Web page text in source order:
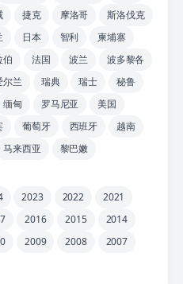
捷克 摩洛哥
斯洛伐克
日本 智利
柬埔寨
伯 法国 波兰
波多黎各
尔兰 瑞典 瑞士
秘鲁
缅甸 罗马尼亚
美国
葡萄牙 西班牙
越南
马来西亚 黎巴嫩
2023 2022
2021
2016 2015
2014
2009 2008
2007